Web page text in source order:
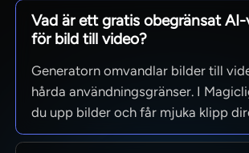
Vad är ett gratis obegränsat
för bild till video?
Generatorn omvandlar bilder till
hårda användningsgränser. I
du upp bilder och får mjuka klipp